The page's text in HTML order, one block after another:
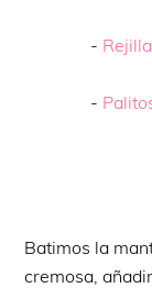
-
-
Batimos la
cremosa,